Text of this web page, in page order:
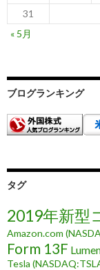
31
« 5月
ブログランキング
タグ
2019年新型
Amazon.com
Form 13F
Tesla